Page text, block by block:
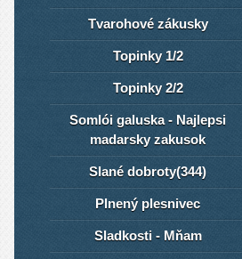
Tvarohové zákusky
Topinky 1/2
Topinky 2/2
Somlói galuska - Najlepsi
madarsky zakusok
Slané dobroty(344)
Plnený plesnivec
Sladkosti - Mňam